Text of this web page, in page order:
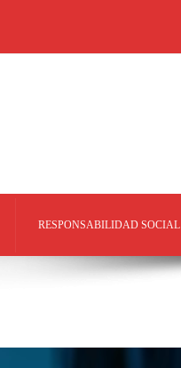
RESPONSABILIDAD SOCIAL